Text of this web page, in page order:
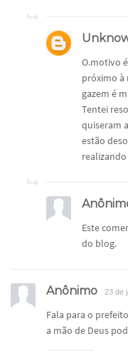
O.motivo
próximo à
gazem é
Tentei
quiseram
estão
Este
do blog.
Anônimo 23 de
Fala para o
a mão de Deus